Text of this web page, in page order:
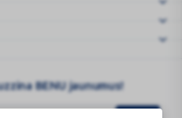
BENU jaunumus!